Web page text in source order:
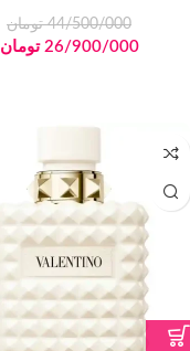
44/500/000 تومان
26/900/000 تومان